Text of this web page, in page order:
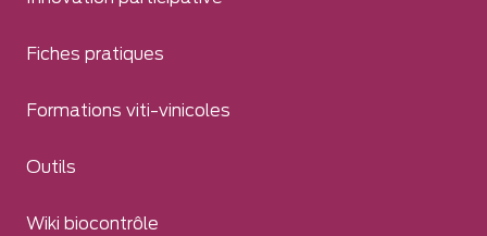
Fiches pratiques
Formations viti-vinicoles
Outils
Wiki biocontrôle